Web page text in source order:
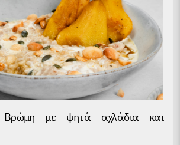
Βρώμη με ψητά αχλάδια και